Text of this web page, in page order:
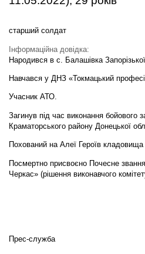
старший солдат
Інформаційна довідка:
Народився в с. Балашівка Запорізької
Навчався у ДНЗ «Токмацький
Учасник АТО.
Загинув під час виконання бойового
Краматорського району Донецької
Похований на Алеї Героїв
Посмертно присвоєно Почесне
Черкас» (рішення виконавчого
Прес-служба